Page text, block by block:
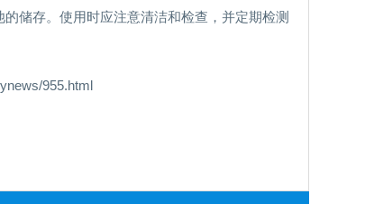
储存。使用时应注意清洁和检查，并定期检测
955.html